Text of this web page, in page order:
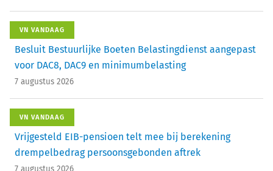
VN VANDAAG
Besluit Bestuurlijke Boeten Belastingdienst aangepast
voor DAC8, DAC9 en minimumbelasting
7 augustus 2026
VN VANDAAG
Vrijgesteld EIB-pensioen telt mee bij berekening
drempelbedrag persoonsgebonden aftrek